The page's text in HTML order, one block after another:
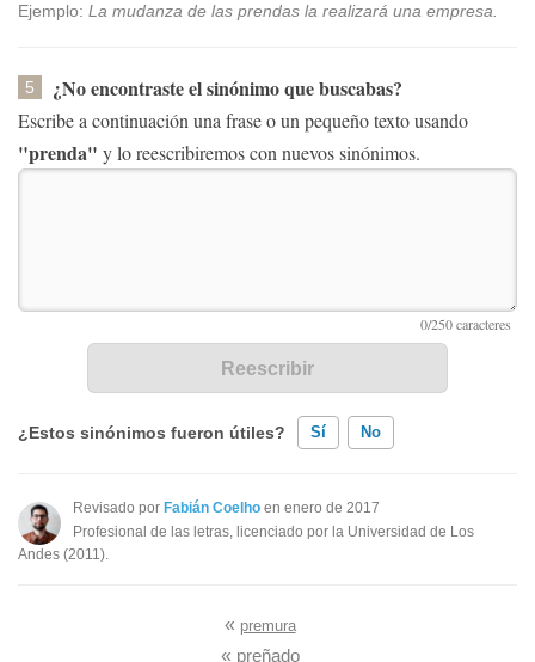
Ejemplo: La mudanza de las prendas la realizará una empresa.
5 ¿No encontraste el sinónimo que buscabas?
Escribe a continuación una frase o un pequeño texto usando
"prenda" y lo reescribiremos con nuevos sinónimos.
¿Estos sinónimos fueron útiles? Sí No
Existen sinónimos incorrectos
Ninguno de los sinónimos presentados me ayudó
Revisado por Fabián Coelho en enero de 2017
Profesional de las letras, licenciado por la Universidad de Los
Andes (2011).
« premura
« preñado